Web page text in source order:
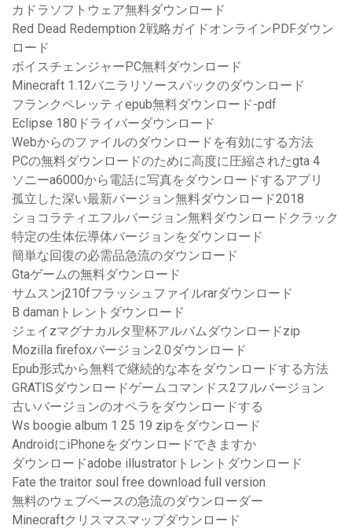
カドラソフトウェア無料ダウンロード
Red Dead Redemption 2戦略ガイドオンラインPDFダウン
ロード
ボイスチェンジャーPC無料ダウンロード
Minecraft 1.12バニラリソースパックのダウンロード
フランクペレッティepub無料ダウンロード-pdf
Eclipse 180ドライバーダウンロード
Webからのファイルのダウンロードを有効にする方法
PCの無料ダウンロードのために高度に圧縮されたgta 4
ソニーa6000から電話に写真をダウンロードするアプリ
孤立した深い最新バージョン無料ダウンロード2018
ショコラティエフルバージョン無料ダウンロードクラック
特定の生体伝導体バージョンをダウンロード
簡単な回復の必需品急流のダウンロード
Gtaゲームの無料ダウンロード
サムスンj210fフラッシュファイルrarダウンロード
B damanトレントダウンロード
ジェイzマグナカルタ聖杯アルバムダウンロードzip
Mozilla firefoxバージョン2.0ダウンロード
Epub形式から無料で継続的な本をダウンロードする方法
GRATISダウンロードゲームコマンドス2フルバージョン
古いバージョンのオペラをダウンロードする
Ws boogie album 1 25 19 zipをダウンロード
AndroidにiPhoneをダウンロードできますか
ダウンロードadobe illustratorトレントダウンロード
Fate the traitor soul free download full version
無料のウェブベースの急流のダウンローダー
Minecraftクリスマスマップダウンロード